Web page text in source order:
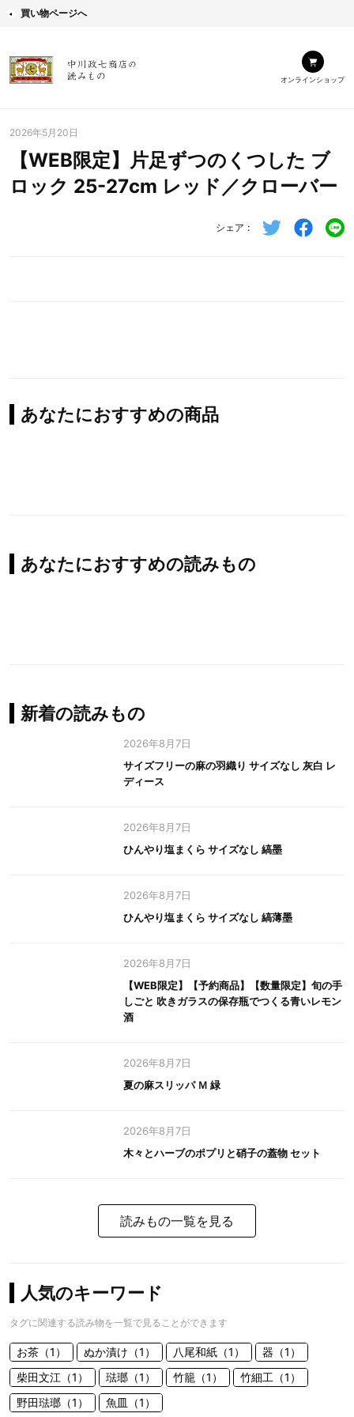
買い物ページへ
オンラインショップ
2026年5月20日
【WEB限定】片足ずつのくつした ブ
ロック 25-27cm レッド／クローバー
シェア
あなたにおすすめの商品
あなたにおすすめの読みもの
新着の読みもの
2026年8月7日
サイズフリーの麻の羽織り サイズなし 灰白 レ
ディース
2026年8月7日
ひんやり塩まくら サイズなし 縞墨
2026年8月7日
ひんやり塩まくら サイズなし 縞薄墨
2026年8月7日
【WEB限定】【予約商品】【数量限定】旬の手
しごと 吹きガラスの保存瓶でつくる青いレモン
酒
2026年8月7日
夏の麻スリッパ Ｍ 緑
2026年8月7日
木々とハーブのポプリと硝子の蓋物 セット
読みもの一覧を見る
人気のキーワード
タグに関連する読み物を一覧で見ることができます
お茶（1） ぬか漬け（1） 八尾和紙（1）
器（1）
柴田文江（1）
琺瑯（1） 竹籠（1）
竹細工（1）
野田琺瑯（1）
魚皿（1）